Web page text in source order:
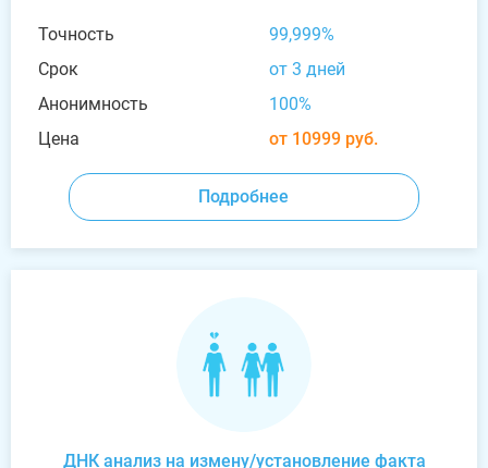
Точность
99,999%
Срок
от 3 дней
Анонимность
100%
Цена
от 10999 руб.
Подробнее
ДНК анализ на измену/установление факта